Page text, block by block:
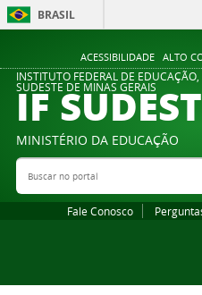
ACESSIBILIDADE ALTO
BRASIL
INSTITUTO FEDERAL DE
SUDESTE DE MINAS GERAIS
IF
MINISTÉRIO DA EDUCAÇÃO
Buscar no portal
Fale Conosco